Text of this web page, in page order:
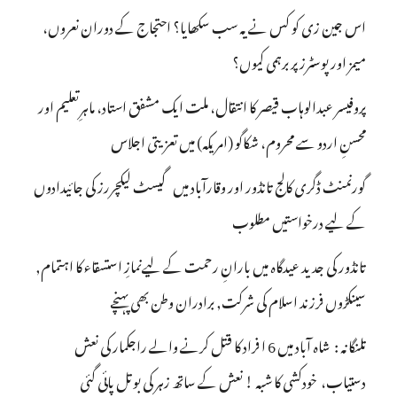
اس جین زی کو کس نے یہ سب سکھایا؟ احتجاج کے دوران نعروں،
میمز اور پوسٹرز پر برہمی کیوں؟
پروفیسر عبدالوہاب قیصر کا انتقال، ملت ایک مشفق استاد، ماہرِتعلیم اور
محسنِ اردو سے محروم، شکاگو (امریکہ) میں تعزیتی اجلاس
گورنمنٹ ڈگری کالج تانڈور اور وقارآباد میں گیسٹ لیکچررز کی جائیدادوں
کے لیے درخواستیں مطلوب
تانڈور کی جدید عیدگاہ میں بارانِ رحمت کے لیےنمازِ استسقاء کا اہتمام,
سینکڑوں فرزند اسلام کی شرکت, برادران وطن بھی پہنچے
تلنگانہ : شاہ آباد میں 6 ا فراد کا قتل کرنے والے راجکمار کی نعش
دستیاب، خودکشی کا شبہ ! نعش کے ساتھ زہر کی بوتل پائی گئی